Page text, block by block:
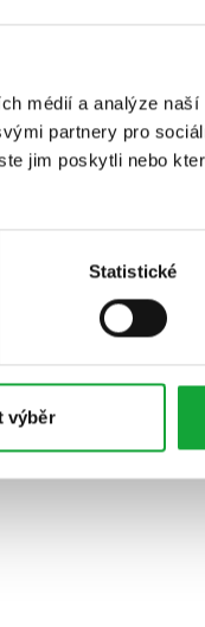
médií a analýze
partnery pro
jim poskytli nebo
Statistické
výběr